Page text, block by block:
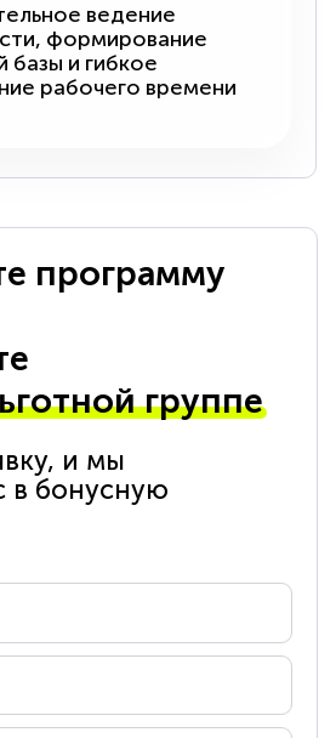
ведение
формирование
базы и гибкое
рабочего времени
программу
группе
и мы
в бонусную